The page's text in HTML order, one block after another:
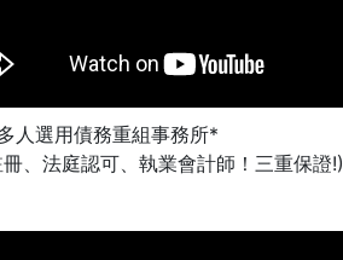
人選用債務重組事務所*
、法庭認可、執業會計師！三重保證!)